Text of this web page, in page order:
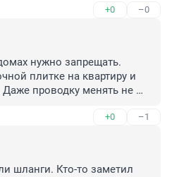
+0 –0
нужно запрещать.
плитке на квартиру и
Даже проводку менять не
+0 –1
шланги. Кто-то заметил